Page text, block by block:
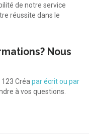
de notre service
réussite dans le
Nous
Créapar écrit ou par
à vos questions.